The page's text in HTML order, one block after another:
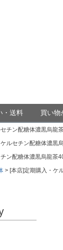
・送料 買い物
チン配糖体濃黒烏龍
ルセチン配糖体濃黒
ン配糖体濃黒烏龍茶
[本店]定期購入・ケ